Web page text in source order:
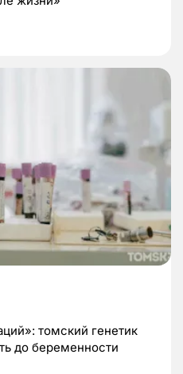
томский генетик
до беременности